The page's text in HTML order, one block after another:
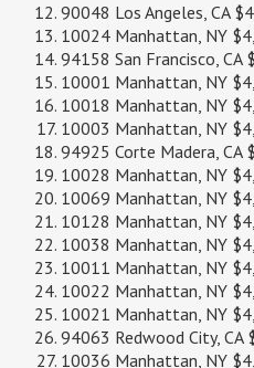
90048 Los Angeles, CA
10024 Manhattan, NY
94158 San Francisco, CA
10001 Manhattan, NY
10018 Manhattan, NY
10003 Manhattan, NY
94925 Corte Madera, CA
10028 Manhattan, NY
10069 Manhattan, NY
10128 Manhattan, NY
10038 Manhattan, NY
10011 Manhattan, NY
10022 Manhattan, NY
10021 Manhattan, NY
94063 Redwood City, CA
10036 Manhattan, NY